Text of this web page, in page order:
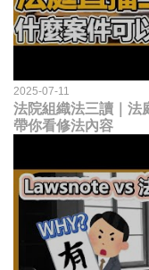
2025-07-11
法院組織法三讀｜法
帶你看修法內容